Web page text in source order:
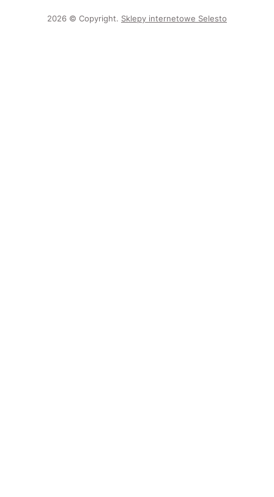
2026 © Copyright. Sklepy internetowe Selesto